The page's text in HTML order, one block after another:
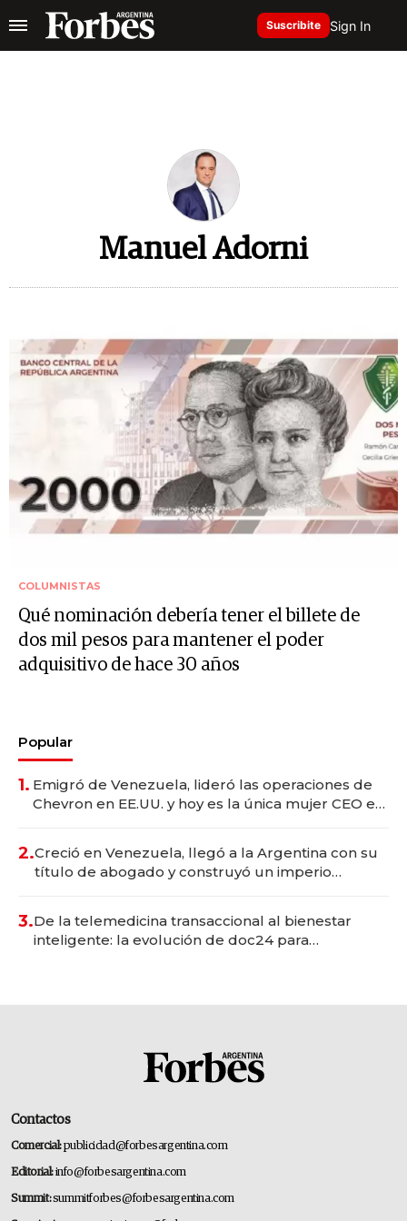
Suscribite Sign In
Manuel Adorni
COLUMNISTAS
Qué nominación debería tener el billete de
dos mil pesos para mantener el poder
adquisitivo de hace 30 años
Popular
1. Emigró de Venezuela, lideró las operaciones de
Chevron en EE.UU. y hoy es la única mujer CEO en
2.Creció en Venezuela, llegó a la Argentina con su
título de abogado y construyó un imperio
3.De la telemedicina transaccional al bienestar
inteligente: la evolución de doc24 para
Contactos
Comercial:publicidad@forbesargentina.com
Editorial:info@forbesargentina.com
Summit:summitforbes@forbesargentina.com